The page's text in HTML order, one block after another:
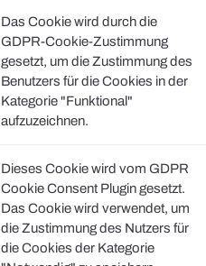
Das Cookie wird durch die
GDPR-Cookie-Zustimmung
gesetzt, um die Zustimmung des
Benutzers für die Cookies in der
Kategorie "Funktional"
aufzuzeichnen.
Dieses Cookie wird vom GDPR
Cookie Consent Plugin gesetzt.
Das Cookie wird verwendet, um
die Zustimmung des Nutzers für
die Cookies der Kategorie